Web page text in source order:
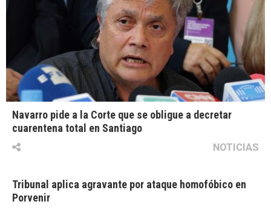
Navarro pide a la Corte que se obligue a decretar
cuarentena total en Santiago
NOTICIAS
Tribunal aplica agravante por ataque homofóbico en
Porvenir